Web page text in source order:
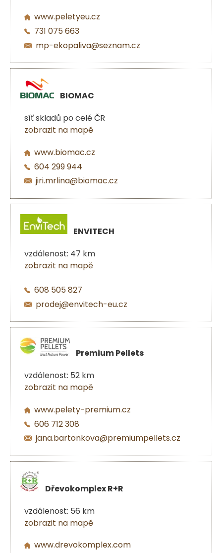
www.peletyeu.cz
731 075 663
mp-ekopaliva@seznam.cz
BIOMAC
síť skladů po celé ČR
zobrazit na mapě
www.biomac.cz
604 299 944
jiri.mrlina@biomac.cz
ENVITECH
vzdálenost: 47 km
zobrazit na mapě
608 505 827
prodej@envitech-eu.cz
Premium Pellets
vzdálenost: 52 km
zobrazit na mapě
www.pelety-premium.cz
606 712 308
jana.bartonkova@premiumpellets.cz
Dřevokomplex R+R
vzdálenost: 56 km
zobrazit na mapě
www.drevokomplex.com